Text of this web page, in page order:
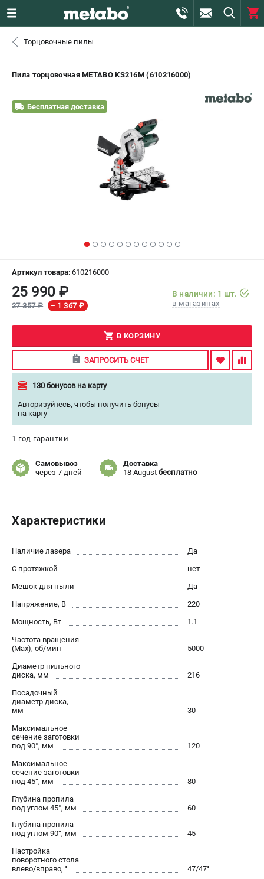
СЕРВИС
МАГАЗИНЫ
СРАВНЕНИЕ
ВХОД ИЛИ РЕГИСТРАЦИЯ
ЗАКАЗАТЬ ЗАПЧАСТЬ
+7 (911) 360-06-14 | +7 (8112) 59-10-67
+7 (812) 407-39-48 - ЗАКАЗ ИЗДЕЛИЙ
САНКТ-ПЕТЕРБУРГ
0 ₽
ПОДДЕРЖКА
Сервисный центр
Юридическим лицам
Способы оплаты
О бренде
Программа бонусов
Как нас найти
Пользовательское соглашение
СЕТЕВОЙ ЭЛЕКТРОИНСТРУМЕНТ
Угловые шлифмашины (УШМ)
Дрели
Лобзики
Пылесосы
АККУМУЛЯТОРНЫЙ ИНСТРУМЕНТ
Аккумуляторные шуруповерты
Аккумуляторные перфораторы
Аккумуляторные УШМ
Наборы инструмента
Аккумуляторные лобзики
РАСХОДНЫЕ МАТЕРИАЛЫ И АКСЕССУАРЫ
Торцовочные пилы
Пила торцовочная METABO KS216M (610216000)
Бесплатная доставка
Артикул товара: 610216000
25 990 ₽
27 357 ₽ − 1 367 ₽
В наличии: 1 шт.
в магазинах
В КОРЗИНУ
ЗАПРОСИТЬ СЧЕТ
130 бонусов на карту
Авторизуйтесь, чтобы получить бонусы
на карту
1 год гарантии
Самовывоз
через 7 дней
Доставка
18 August бесплатно
Характеристики
Наличие лазера
Да
С протяжкой
нет
Мешок для пыли
Да
Напряжение, В
220
Мощность, Вт
1.1
Частота вращения
(Max), об/мин
5000
Диаметр пильного
диска, мм
216
Посадочный
диаметр диска,
мм
30
Максимальное
сечение заготовки
под 90°, мм
120
Максимальное
сечение заготовки
под 45°, мм
80
Глубина пропила
под углом 45°, мм
60
Глубина пропила
под углом 90°, мм
45
Настройка
поворотного стола
влево/вправо, °
47/47°